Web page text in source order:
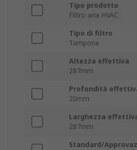
Tipo prodotto
Filtro aria HVAC
Tipo di filtro
Tampone
Altezza effettiva
287mm
Profondità
20mm
Larghezza
287mm
Standard/